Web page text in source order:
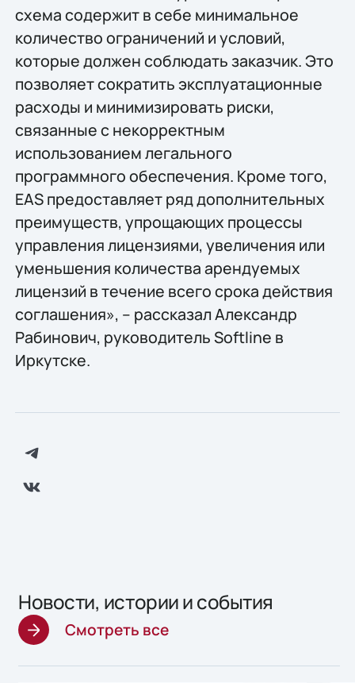
схема содержит в себе минимальное
количество ограничений и условий,
которые должен соблюдать заказчик. Это
позволяет сократить эксплуатационные
расходы и минимизировать риски,
связанные с некорректным
использованием легального
программного обеспечения. Кроме того,
EAS предоставляет ряд дополнительных
преимуществ, упрощающих процессы
управления лицензиями, увеличения или
уменьшения количества арендуемых
лицензий в течение всего срока действия
соглашения», – рассказал Александр
Рабинович, руководитель Softline в
Иркутске.
Новости, истории и события
Смотреть все